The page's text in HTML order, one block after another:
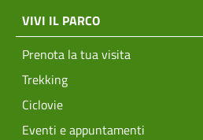
menu top footer
VIVI IL PARCO
Prenota la tua visita
Trekking
Ciclovie
Eventi e appuntamenti